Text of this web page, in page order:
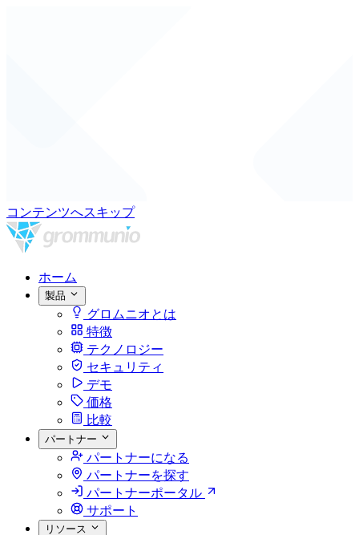
コンテンツへスキップ
ホーム
製品
グロムニオとは
特徴
テクノロジー
セキュリティ
デモ
価格
比較
パートナー
パートナーになる
パートナーを探す
パートナーポータル
サポート
リソース